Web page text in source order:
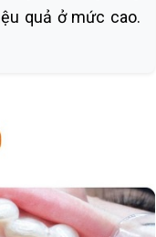
quả ở mức cao.